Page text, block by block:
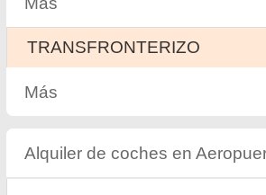
ТRANSFRONTERIZO
Más